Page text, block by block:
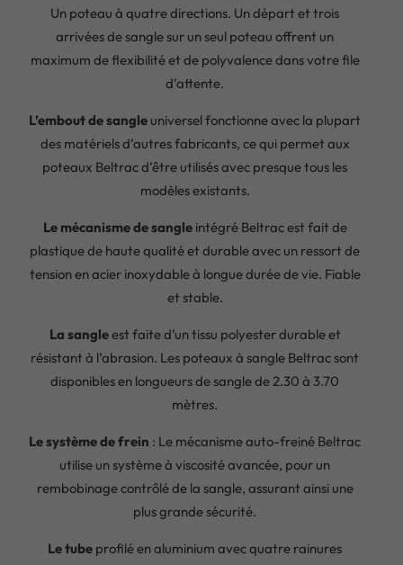
Un poteau à quatre directions. Un départ et trois
arrivées de sangle sur un seul poteau offrent un
maximum de flexibilité et de polyvalence dans votre file
d’attente.
L’embout de sangle universel fonctionne avec la plupart
des matériels d’autres fabricants, ce qui permet aux
poteaux Beltrac d’être utilisés avec presque tous les
modèles existants.
Le mécanisme de sangleintégré Beltrac est fait de
plastique de haute qualité et durable avec un ressort de
tension en acier inoxydable à longue durée de vie. Fiable
et stable.
La sangleest faite d’un tissu polyester durable et
résistant à l’abrasion. Les poteaux à sangle Beltrac sont
disponibles en longueurs de sangle de 2.30 à 3.70
mètres.
Le système de frein : Le mécanisme auto-freiné Beltrac
utilise un système à viscosité avancée, pour un
rembobinage contrôlé de la sangle, assurant ainsi une
plus grande sécurité.
Le tube profilé en aluminium avec quatre rainures